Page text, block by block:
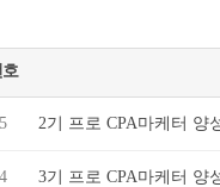
호
5 2기 프로 CPA마케터 양
4 3기 프로 CPA마케터 양